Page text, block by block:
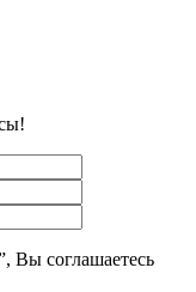
Вы соглашаетесь